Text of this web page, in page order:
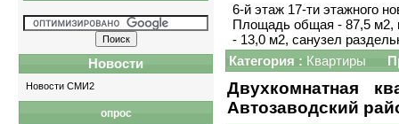
Новости
Новости СМИ2
опрос
6-й этаж 17-ти этажного
Площадь общая - 87,5 м2,
- 13,0 м2, санузел
Категория : Квартиры
Двухкомнатная
Автозаводский
Квартиры-однокомнатные,